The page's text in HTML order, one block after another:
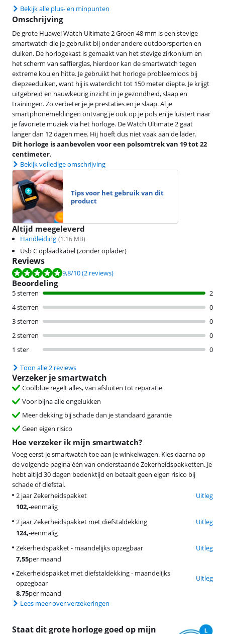
Bekijk alle plus- en minpunten
Omschrijving
De grote Huawei Watch Ultimate 2 Groen 48 mm is een stevige
smartwatch die je gebruikt bij onder andere outdoorsporten en
duiken. De horlogekast is gemaakt van het stevige zirkonium en
het scherm van saffierglas, hierdoor kan de smartwatch tegen
extreme kou en hitte. Je gebruikt het horloge probleemloos bij
diepzeeduiken, want hij is waterdicht tot 150 meter diepte. Je krijgt
uitgebreid en nauwkeurig inzicht in je gezondheid, slaap en
trainingen. Zo verbeter je je prestaties en je slaap. Al je
smartphonemeldingen ontvang je ook op je pols en je luistert naar
je favoriete muziek via het horloge. De Watch Ultimate 2 gaat
langer dan 12 dagen mee. Hij hoeft dus niet vaak aan de lader.
Dit horloge is aanbevolen voor een polsomtrek van 19 tot 22
centimeter.
Bekijk volledige omschrijving
Tips voor het gebruik van dit
product
Altijd meegeleverd
Handleiding (1.16 MB)
Usb C oplaadkabel (zonder oplader)
Reviews
Beoordeling is 9,8 van de 10, gebaseerd op 2 reviews.
9,8/10(2 reviews)
Beoordeling
5 sterren
2
4 sterren
0
3 sterren
0
2 sterren
0
1 ster
0
Toon alle 2 reviews
Verzeker je smartwatch
Coolblue regelt alles, van afsluiten tot reparatie
Voor bijna alle ongelukken
Meer dekking bij schade dan je standaard garantie
Geen eigen risico
Hoe verzeker ik mijn smartwatch?
Voeg eerst je smartwatch toe aan je winkelwagen. Kies daarna op
de volgende pagina één van onderstaande Zekerheidspakketten. Je
hebt altijd 30 dagen bedenktijd en betaalt geen eigen risico bij
schade of diefstal.
2 jaar Zekerheidspakket
Uitleg
102,-eenmalig
2 jaar Zekerheidspakket met diefstaldekking
Uitleg
124,-eenmalig
Zekerheidspakket - maandelijks opzegbaar
Uitleg
7,55per maand
Zekerheidspakket met diefstaldekking - maandelijks
opzegbaar
Uitleg
8,75per maand
Lees meer over verzekeringen
Staat dit grote horloge goed op mijn